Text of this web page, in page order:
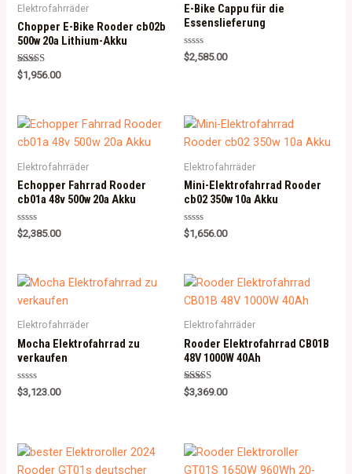
Elektrofahrräder
Chopper E-Bike Rooder cb02b
500w 20a Lithium-Akku
Rated
5.00
$1,956.00
E-Bike Cappu für die
Essenslieferung
R
a
u
t
o
f
$2,585.00
Elektrofahrräder
Echopper Fahrrad Rooder
cb01a 48v 500w 20a Akku
R
a
0
o
u
t
f
$2,385.00
Elektrofahrräder
Mini-Elektrofahrrad Rooder
cb02 350w 10a Akku
R
a
0
o
u
t
f
$1,656.00
Elektrofahrräder
Mocha Elektrofahrrad zu
verkaufen
R
a
o
u
t
$3,123.00
Elektrofahrräder
Rooder Elektrofahrrad CB01B
48V 1000W 40Ah
Rated
5.00
$3,369.00